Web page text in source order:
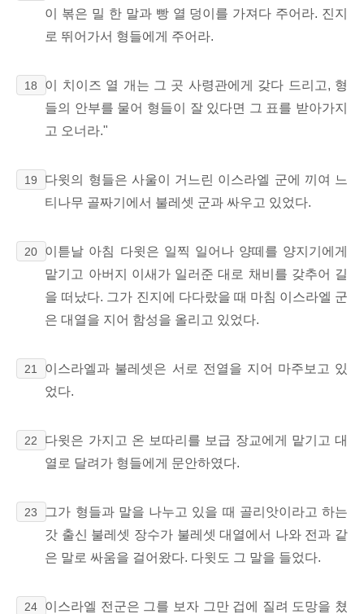
이 볶은 밀 한 말과 빵 열 덩이를 가져다 주어라. 진지
로 뛰어가서 형들에게 주어라.
18
이 치이즈 열 개는 그 곳 사령관에게 갖다 드리고, 형
들의 안부를 물어 형들이 잘 있다면 그 표를 받아가지
고 오너라."
19
다윗의 형들은 사울이 거느린 이스라엘 군에 끼여 느
티나무 골짜기에서 불레셋 군과 싸우고 있었다.
20
이튿날 아침 다윗은 일찍 일어나 양떼를 양지기에게
맡기고 아버지 이새가 일러준 대로 채비를 갖추어 길
을 떠났다. 그가 진지에 다다랐을 때 마침 이스라엘 군
은 대열을 지어 함성을 올리고 있었다.
21
이스라엘과 불레셋은 서로 전열을 지어 마주보고 있
었다.
22
다윗은 가지고 온 보따리를 보급 장교에게 맡기고 대
열로 달려가 형들에게 문안하였다.
23
그가 형들과 말을 나누고 있을 때 골리앗이라고 하는
갓 출신 불레셋 장수가 불레셋 대열에서 나와 전과 같
은 말로 싸움을 걸어왔다. 다윗도 그 말을 들었다.
24
이스라엘 전군은 그를 보자 그만 겁에 질려 도망을 쳤